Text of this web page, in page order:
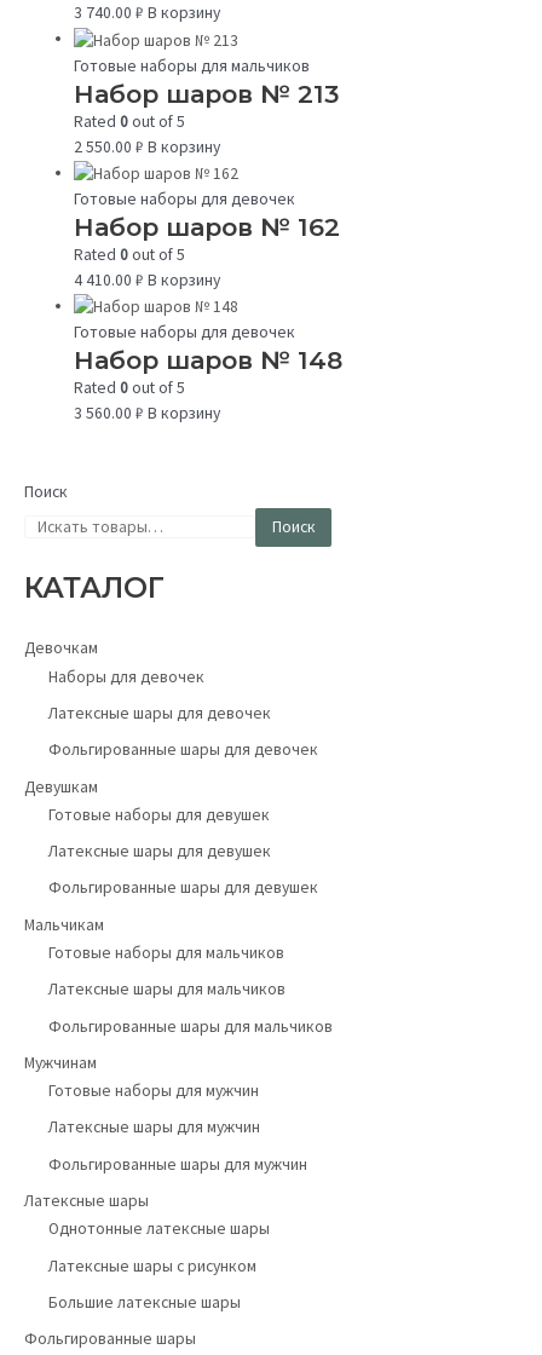
Поиск
Поиск
КАТАЛОГ
Девочкам
Наборы для девочек
Латексные шары для девочек
Фольгированные шары для девочек
Девушкам
Готовые наборы для девушек
Латексные шары для девушек
Фольгированные шары для девушек
Мальчикам
Готовые наборы для мальчиков
Латексные шары для мальчиков
Фольгированные шары для мальчиков
Мужчинам
Готовые наборы для мужчин
Латексные шары для мужчин
Фольгированные шары для мужчин
Латексные шары
Однотонные латексные шары
Латексные шары с рисунком
Большие латексные шары
Фольгированные шары
3 740.00₽ В корзину
Готовые наборы для мальчиков
Набор шаров № 213
Rated0out of 5
2 550.00₽ В корзину
Готовые наборы для девочек
Набор шаров № 162
Rated0out of 5
4 410.00₽ В корзину
Готовые наборы для девочек
Набор шаров № 148
Rated0out of 5
3 560.00₽ В корзину